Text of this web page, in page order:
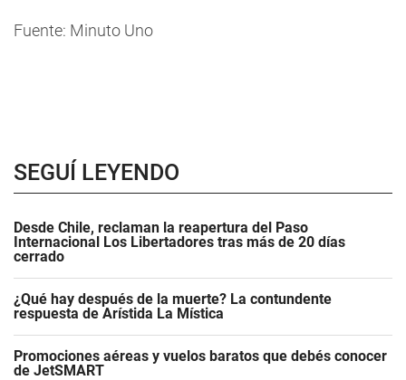
Fuente: Minuto Uno
SEGUÍ LEYENDO
Desde Chile, reclaman la reapertura del Paso
Internacional Los Libertadores tras más de 20 días
cerrado
¿Qué hay después de la muerte? La contundente
respuesta de Arístida La Mística
Promociones aéreas y vuelos baratos que debés conocer
de JetSMART